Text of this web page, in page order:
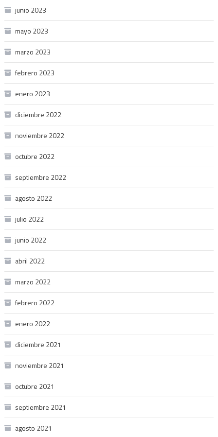
junio 2023
mayo 2023
marzo 2023
febrero 2023
enero 2023
diciembre 2022
noviembre 2022
octubre 2022
septiembre 2022
agosto 2022
julio 2022
junio 2022
abril 2022
marzo 2022
febrero 2022
enero 2022
diciembre 2021
noviembre 2021
octubre 2021
septiembre 2021
agosto 2021